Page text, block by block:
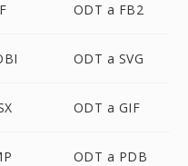
ODT a FB2
ODT a SVG
ODT a GIF
ODT a PDB